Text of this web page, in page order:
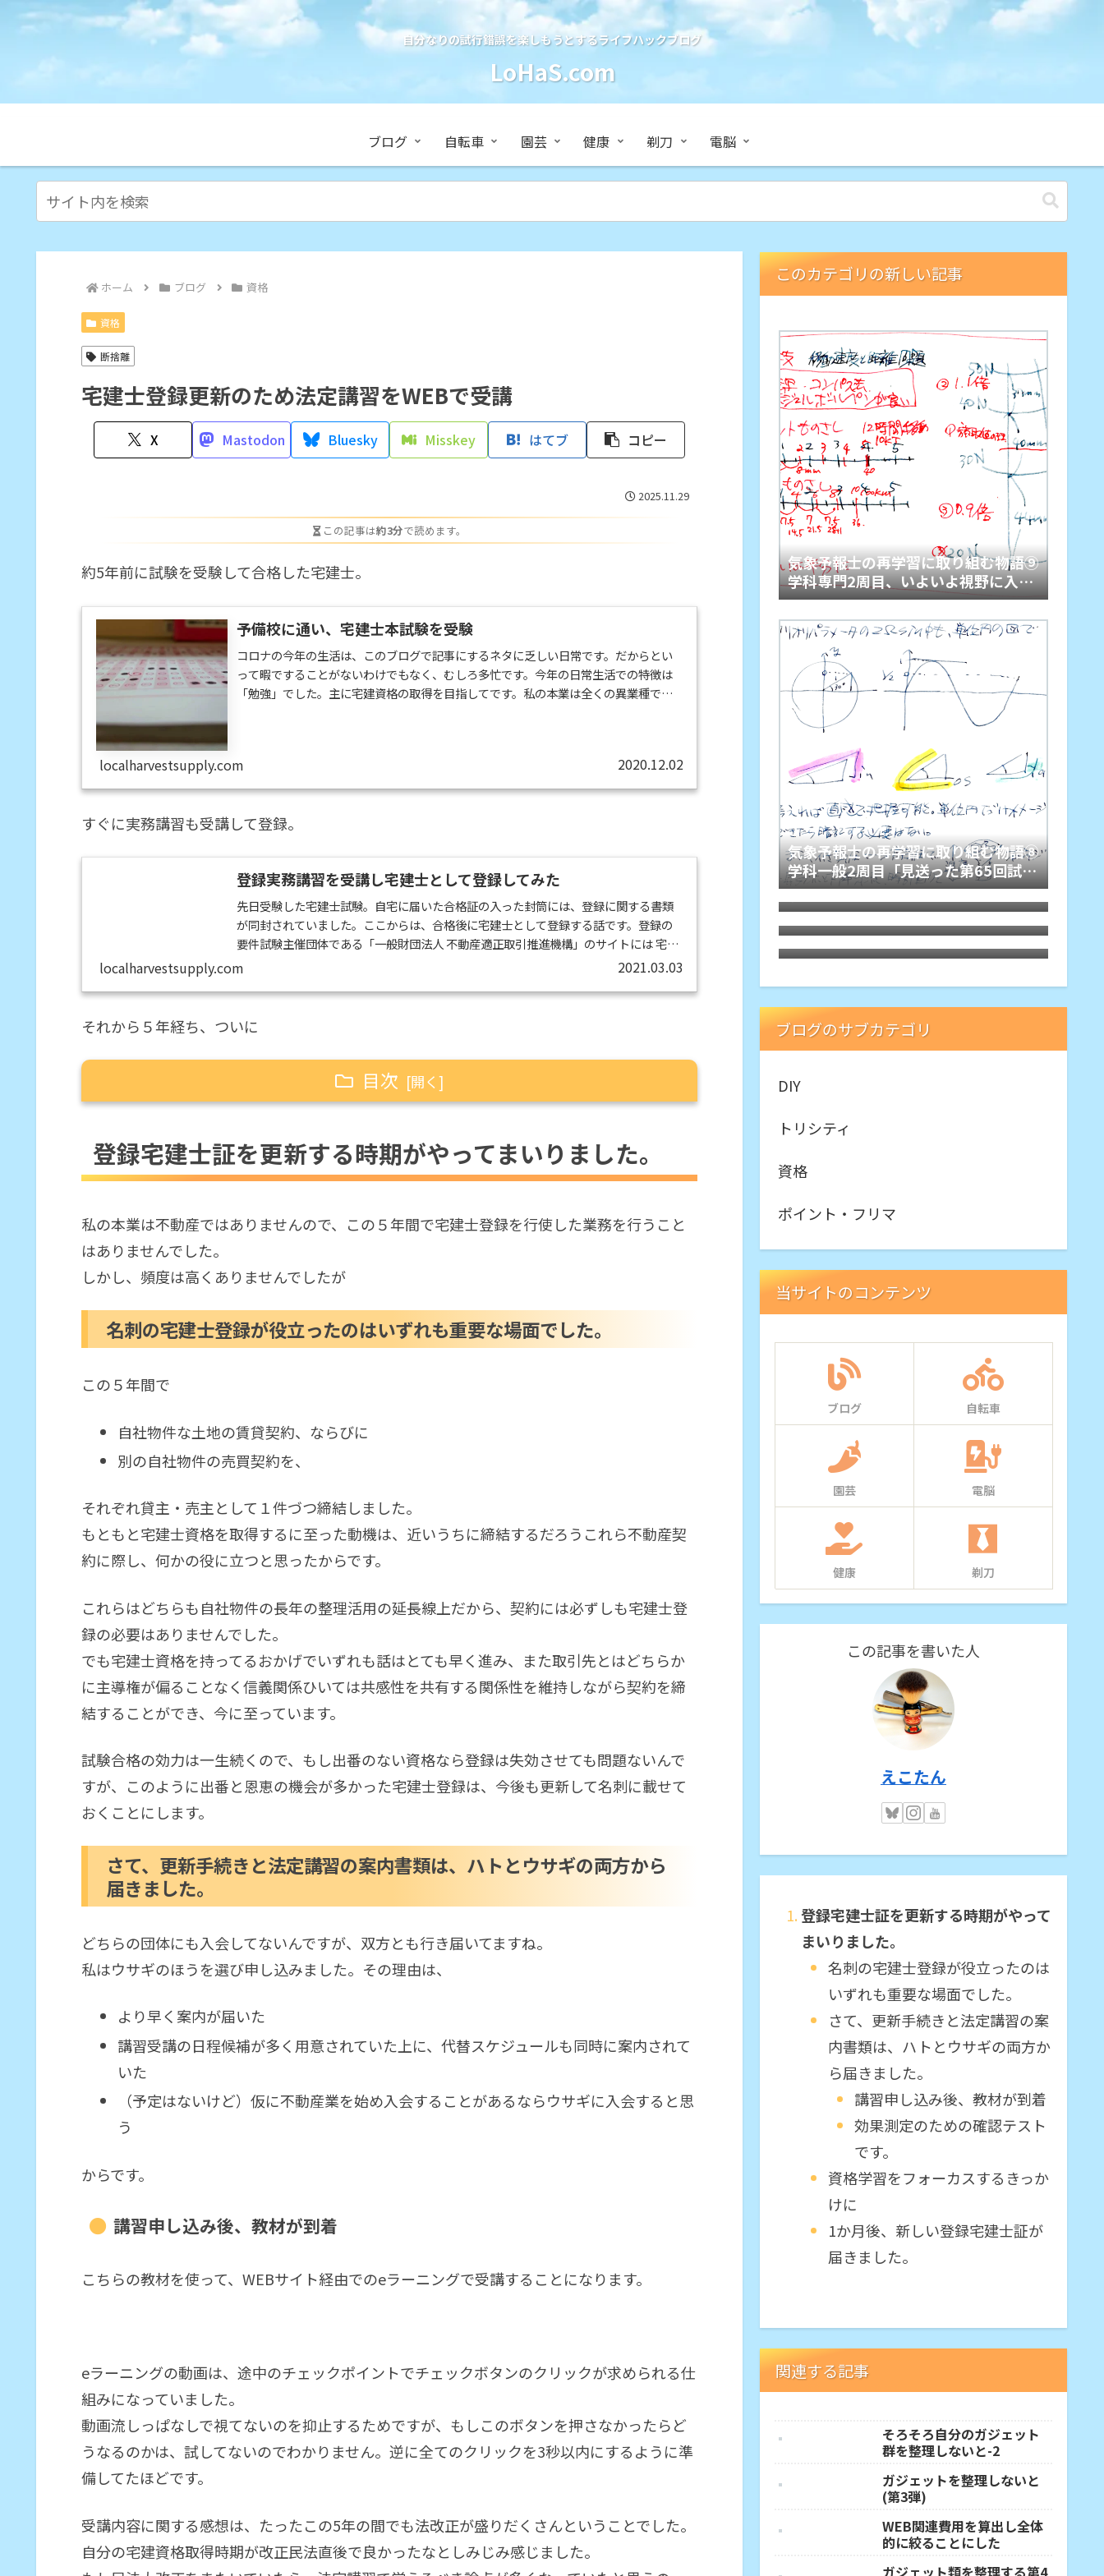
自分なりの試行錯誤を楽しもうとするライフハックブログ
LoHaS.com
ブログ 自転車 園芸 健康 剃刀 電脳
ホーム ブログ 資格
資格
断捨離
宅建士登録更新のため法定講習をWEBで受講
X Mastodon Bluesky Misskey はてブ コピー
2025.11.29
この記事は約3分で読めます。
約5年前に試験を受験して合格した宅建士。
予備校に通い、宅建士本試験を受験
コロナの今年の生活は、このブログで記事にするネタに乏しい日常です。だからとい
って暇ですることがないわけでもなく、むしろ多忙です。今年の日常生活での特徴は
「勉強」でした。主に宅建資格の取得を目指してです。私の本業は全くの異業種です
備校には4月から通い始めました。私が感じた予備校のメリ...
localharvestsupply.com 2020.12.02
すぐに実務講習も受講して登録。
登録実務講習を受講し宅建士として登録してみた
先日受験した宅建士試験。自宅に届いた合格証の入った封筒には、登録に関する書類
が同封されていました。ここからは、合格後に宅建士として登録する話です。登録の
要件試験主催団体である「一般財団法人 不動産適正取引推進機構」のサイトには 宅地
建物取引業の実務（一般管理部門は除く。）の経験が2年以上ある者 国土交通大臣の登
という。）を修了した者 国、地方公共団体又はこれらの出資により設立された法人に
おいて宅地又は建物の取得又は処分の業務に従事し...
localharvestsupply.com 2021.03.03
それから５年経ち、ついに
目次
名刺の宅建士登録が役立ったのはいずれも重要な場面でした。
さて、更新手続きと法定講習の案内書類は、ハトとウサギの両方から届きまし
講習申し込み後、教材が到着
効果測定のための確認テストです。
1か月後、新しい登録宅建士証が届きました。
登録宅建士証を更新する時期がやってまいりました。
私の本業は不動産ではありませんので、この５年間で宅建士登録を行使した業務を行うこと
はありませんでした。
しかし、頻度は高くありませんでしたが
名刺の宅建士登録が役立ったのはいずれも重要な場面でした。
この５年間で
自社物件な土地の賃貸契約、ならびに
別の自社物件の売買契約を、
それぞれ貸主・売主として１件づつ締結しました。
もともと宅建士資格を取得するに至った動機は、近いうちに締結するだろうこれら不動産契
約に際し、何かの役に立つと思ったからです。
これらはどちらも自社物件の長年の整理活用の延長線上だから、契約には必ずしも宅建士登
録の必要はありませんでした。
でも宅建士資格を持ってるおかげでいずれも話はとても早く進み、また取引先とはどちらか
に主導権が偏ることなく信義関係ひいては共感性を共有する関係性を維持しながら契約を締
結することができ、今に至っています。
試験合格の効力は一生続くので、もし出番のない資格なら登録は失効させても問題ないんで
すが、このように出番と恩恵の機会が多かった宅建士登録は、今後も更新して名刺に載せて
おくことにします。
さて、更新手続きと法定講習の案内書類は、ハトとウサギの両方から
届きました。
どちらの団体にも入会してないんですが、双方とも行き届いてますね。
私はウサギのほうを選び申し込みました。その理由は、
より早く案内が届いた
講習受講の日程候補が多く用意されていた上に、代替スケジュールも同時に案内されて
いた
（予定はないけど）仮に不動産業を始め入会することがあるならウサギに入会すると思
う
からです。
講習申し込み後、教材が到着
こちらの教材を使って、WEBサイト経由でのeラーニングで受講することになります。
eラーニングの動画は、途中のチェックポイントでチェックボタンのクリックが求められる仕
組みになっていました。
動画流しっぱなしで視てないのを抑止するためですが、もしこのボタンを押さなかったらど
うなるのかは、試してないのでわかりません。逆に全てのクリックを3秒以内にするように準
備してたほどです。
受講内容に関する感想は、たったこの5年の間でも法改正が盛りだくさんということでした。
自分の宅建資格取得時期が改正民法直後で良かったなとしみじみ感じました。
このカテゴリの新しい記事
気象予報士の再学習に取り組む物語⑨
学科専門2周目、いよいよ視野に入っ
た実技学習を計画
気象予報士の再学習に取り組む物語⑧
学科一般2周目「見送った第65回試
験」
気象予報士の再学習に取り組む物語⑦
学科一般2周目もオンスクJPで
気象予報士の再学習に取り組む物語⑥
専門&学科1周目を修了、学習の動機
と原動力
気象予報士の再学習に取り組む物語⑤
専門1周目「デュアルテキスト相互参
照学習法」
ブログのサブカテゴリ
DIY
トリシティ
資格
ポイント・フリマ
当サイトのコンテンツ
ブログ 自転車
園芸 電脳
健康 剃刀
この記事を書いた人
えこたん
登録宅建士証を更新する時期がやって
まいりました。
名刺の宅建士登録が役立ったのは
いずれも重要な場面でした。
さて、更新手続きと法定講習の案
内書類は、ハトとウサギの両方か
ら届きました。
講習申し込み後、教材が到着
効果測定のための確認テスト
です。
資格学習をフォーカスするきっか
けに
1か月後、新しい登録宅建士証が
届きました。
関連する記事
そろそろ自分のガジェット
群を整理しないと-2
ガジェットを整理しないと
(第3弾)
WEB関連費用を算出し全体
的に絞ることにした
ガジェット類を整理する第4